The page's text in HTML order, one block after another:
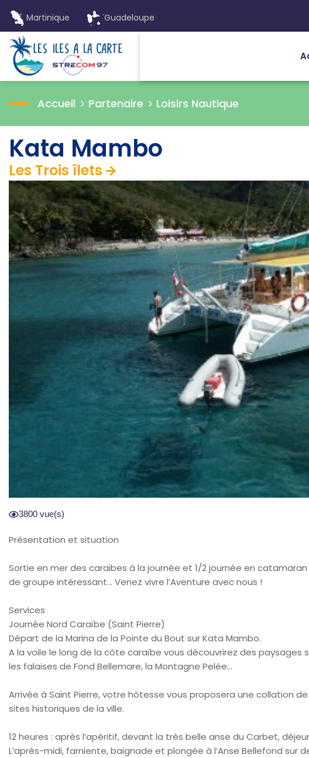
Martinique Guadeloupe
Accueil Partenaire Loisirs Nautique
Kata Mambo
Les Trois îlets
3800 vue(s)
Présentation et situation
Sortie en mer des caraibes à la journée et 1/2 journée en
de groupe intéressant… Venez vivre l’Aventure avec nous !
Services
Journée Nord Caraïbe (Saint Pierre)
Départ de la Marina de la Pointe du Bout sur Kata Mambo.
A la voile le long de la côte caraïbe vous découvrirez des
les falaises de Fond Bellemare, la Montagne Pelée…
Arrivée à Saint Pierre, votre hôtesse vous proposera une collation
sites historiques de la ville.
12 heures : après l’apéritif, devant la très belle anse du Carbet,
L’après-midi, farniente, baignade et plongée à l’Anse Bellefond